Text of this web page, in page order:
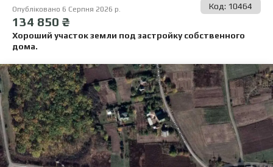
Опубліковано 6 Серпня 2026 р. Код: 10464
134 850 ₴
Хороший участок земли под застройку собственного
дома.